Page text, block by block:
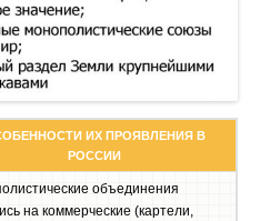
ИХ ПРОЯВЛЕНИЯ В
РОССИИ
объединения
на коммерческие (картели,